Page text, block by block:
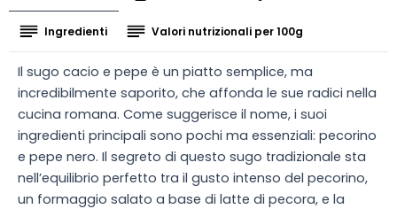
Ingredienti Valori nutrizionali per 100g
Il sugo cacio e pepe è un piatto semplice, ma
incredibilmente saporito, che affonda le sue radici nella
cucina romana. Come suggerisce il nome, i suoi
ingredienti principali sono pochi ma essenziali: pecorino
e pepe nero. Il segreto di questo sugo tradizionale sta
nell’equilibrio perfetto tra il gusto intenso del pecorino,
un formaggio salato a base di latte di pecora, e la